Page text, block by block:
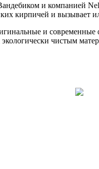
и компанией
кирпичей и вызывает
и
чистым